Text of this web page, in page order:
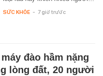
SỨC KHỎE - 7 giờ trước
đào hầm nặng
lòng đất, 20 người